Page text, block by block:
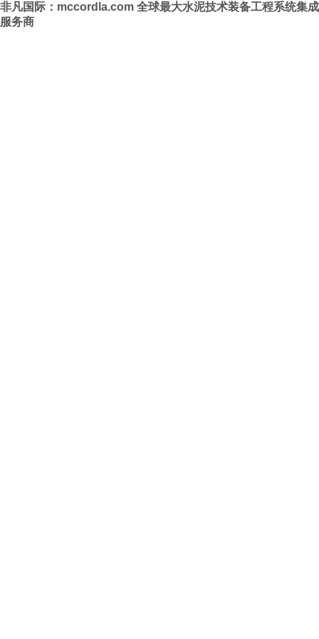
非凡国际：mccordla.com 全球最大水泥技术装备工程系统集成
服务商